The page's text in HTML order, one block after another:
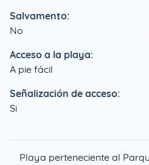
Salvamento:
No
Acceso a la playa:
A pie fácil
Señalización de acceso:
Si
Playa perteneciente al